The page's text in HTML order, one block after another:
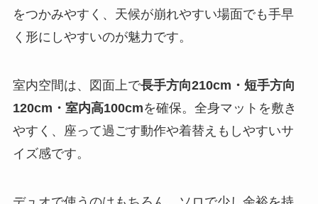
をつかみやすく、天候が崩れやすい場面でも手早
く形にしやすいのが魅力です。
室内空間は、図面上で長手方向210cm・短手方向
120cm・室内高100cmを確保。全身マットを敷き
やすく、座って過ごす動作や着替えもしやすいサ
イズ感です。